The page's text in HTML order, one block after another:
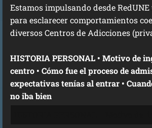
Estamos impulsando desde
para esclarecer comportamientos
diversos Centros de Adicciones
HISTORIA PERSONAL • Motivo de ingreso en el
centro • Cómo fue el proceso de
expectativas tenías al entrar •
no iba bien